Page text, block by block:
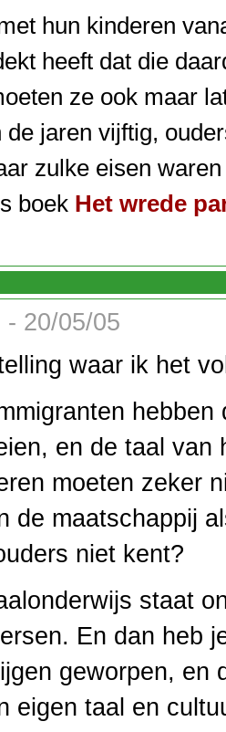
hun kinderen
heeft dat die
ze ook maar
de jaren vijftig,
zulke eisen
boek Het wrede
- 20/05/05
waar ik het
en de taal
moeten zeker
de maatschappij
niet kent?
staat
En dan heb
geworpen, en
eigen taal en